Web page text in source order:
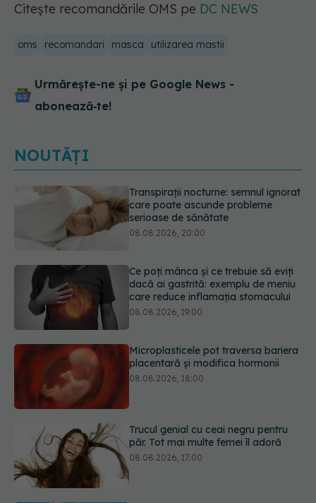
Citește recomandările OMS pe DC NEWS
oms recomandari masca utilizarea mastii
Urmărește-ne și pe Google News -
abonează‑te!
NOUTĂȚI
Ce poți mânca și ce trebuie să eviți
dacă ai gastrită: exemplu de meniu
care reduce inflamația stomacului
Microplasticele pot traversa bariera
placentară și modifica hormonii
08.08.2026, 18:00
Trucul genial cu ceai negru pentru
păr. Tot mai multe femei îl adoră
Medicamentul folosit de peste 60 de
ani care acționează într-un loc